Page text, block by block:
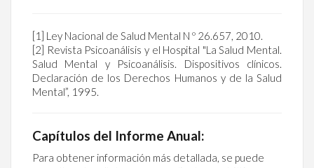
[1] Ley Nacional de Salud Mental N º 26.657, 2010.
[2] Revista Psicoanálisis y el Hospital "La Salud Mental.
Salud Mental y Psicoanálisis. Dispositivos clínicos.
Declaración de los Derechos Humanos y de la Salud
Mental”, 1995.
Capítulos del Informe Anual:
Para obtener información más detallada, se puede